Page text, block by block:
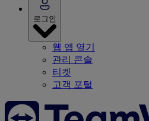
로그인
웹 앱 열기
관리 콘솔
티켓
고객 포털